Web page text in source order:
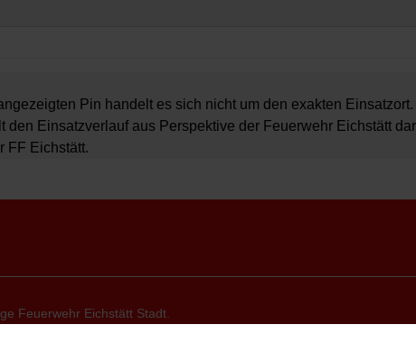
Pin handelt es sich nicht um den exakten Einsatzort.
den Einsatzverlauf aus Perspektive der Feuerwehr Eichstätt
FF Eichstätt.
Feuerwehr Eichstätt Stadt.